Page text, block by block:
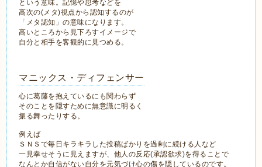
という意味。記憶や思考などを
高次の(メタ)視点から認知するのが
「メタ認知」の意味になります。
高いところから見下ろすイメージで
自分と相手を客観的に見つめる。
マニックス・ディフェンサー
心に葛藤を抱えているにも関わらず
そのことを隠すために無意識に明るく
振る舞ったりする。
例えば
ＳＮＳで毎日キラキラした投稿ばかりを過剰に続ける人など
一見幸せそうに見えますが、他人の反応(承認欲求)を得ることで
なんとか自信がない自分を元気づけ心の傷を隠しているのです。